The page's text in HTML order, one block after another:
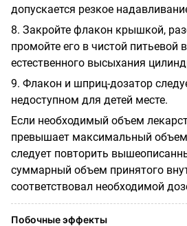
допускается резкое
8. Закройте флакон крышкой,
промойте его в чистой питьевой
естественного высыхания
9. Флакон и шприц-дозатор
недоступном для детей месте.
Если необходимый объем
превышает максимальный
следует повторить
суммарный объем принятого
соответствовал необходимой
Побочные эффекты